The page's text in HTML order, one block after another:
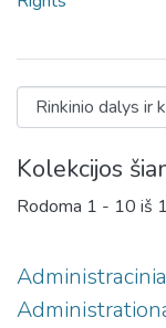
Kolekcijos
Rodoma 1 - 10 iš